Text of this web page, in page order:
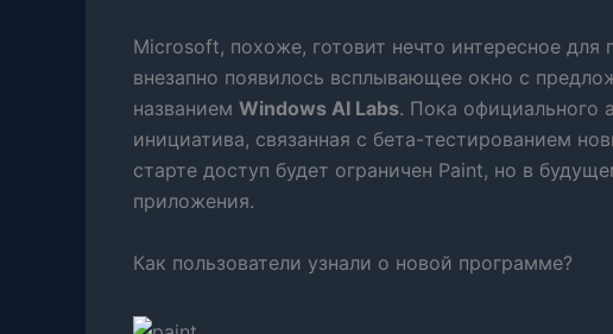
Microsoft, похоже, готовит нечто интересное для
внезапно появилось всплывающее окно с
названием Windows AI Labs. Пока официального
инициатива, связанная с бета-тестированием
старте доступ будет ограничен Paint, но в
приложения.
Как пользователи узнали о новой программе?